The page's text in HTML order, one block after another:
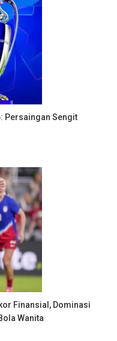
Persaingan Sengit
Finansial, Dominasi
Wanita